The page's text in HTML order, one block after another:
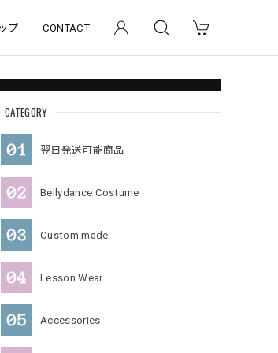
プ CONTACT
CATEGORY
翌日発送可能商品
Bellydance Costume
Custom made
Lesson Wear
Accessories